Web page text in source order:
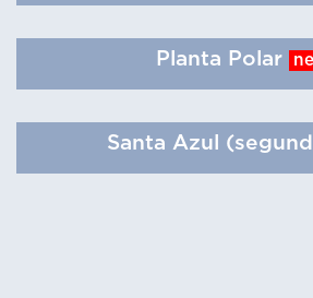
Planta Polar
Santa Azul